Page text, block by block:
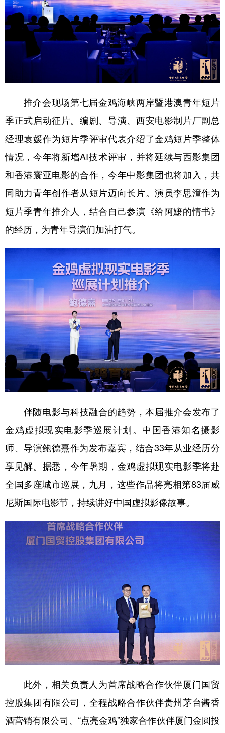
推介会现场第七届金鸡海峡两岸暨港澳青年短片
季正式启动征片。编剧、导演、西安电影制片厂副总
经理袁媛作为短片季评审代表介绍了金鸡短片季整体
情况，今年将新增AI技术评审，并将延续与西影集团
和香港寰亚电影的合作，今年中影集团也将加入，共
同助力青年创作者从短片迈向长片。演员李思潼作为
短片季青年推介人，结合自己参演《给阿嬷的情书》
的经历，为青年导演们加油打气。
伴随电影与科技融合的趋势，本届推介会发布了
金鸡虚拟现实电影季巡展计划。中国香港知名摄影
师、导演鲍德熹作为发布嘉宾，结合33年从业经历分
享见解。据悉，今年暑期，金鸡虚拟现实电影季将赴
全国多座城市巡展，九月，这些作品将亮相第83届威
尼斯国际电影节，持续讲好中国虚拟影像故事。
此外，相关负责人为首席战略合作伙伴厦门国贸
控股集团有限公司，全程战略合作伙伴贵州茅台酱香
酒营销有限公司、“点亮金鸡”独家合作伙伴厦门金圆投